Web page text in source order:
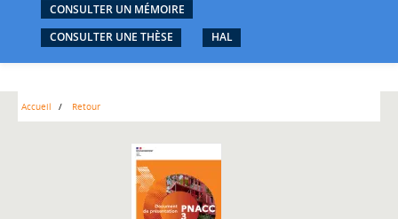
CONSULTER UN MÉMOIRE
CONSULTER UNE THÈSE
HAL
Accueil Retour